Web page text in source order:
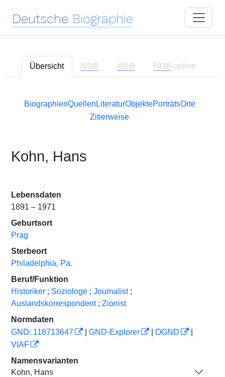
Deutsche Biographie
Übersicht NDB ADB NDB-online
BiographienQuellen LiteraturObjektePorträtsOrte
Zitierweise
Kohn, Hans
Lebensdaten
1891 – 1971
Geburtsort
Prag
Sterbeort
Philadelphia, Pa.
Beruf/Funktion
Historiker ; Soziologe ; Journalist ;
Auslandskorrespondent ; Zionist
Normdaten
GND: 118713647
GND-Explorer OGND
VIAF
Namensvarianten
Kohn, Hans